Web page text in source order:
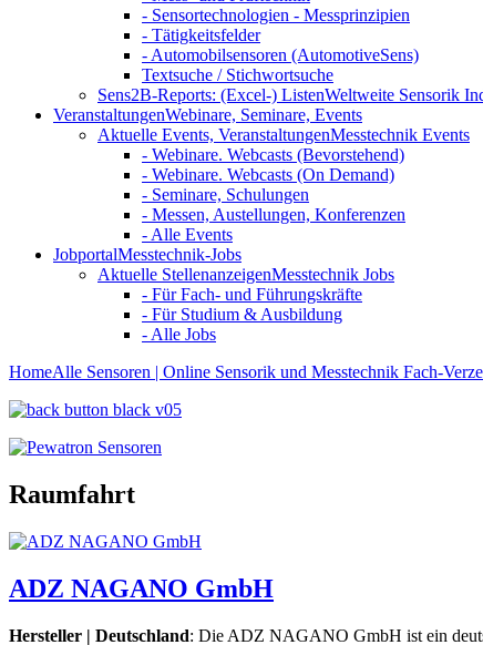
- Sensortechnologien - Messprinzipien
- Tätigkeitsfelder
- Automobilsensoren (AutomotiveSens)
Textsuche / Stichwortsuche
Sens2B-Reports: (Excel-) ListenWeltweite Sensorik
VeranstaltungenWebinare, Seminare, Events
Aktuelle Events, VeranstaltungenMesstechnik Events
- Webinare. Webcasts (Bevorstehend)
- Webinare. Webcasts (On Demand)
- Seminare, Schulungen
- Messen, Austellungen, Konferenzen
- Alle Events
JobportalMesstechnik-Jobs
Aktuelle StellenanzeigenMesstechnik Jobs
- Für Fach- und Führungskräfte
- Für Studium & Ausbildung
- Alle Jobs
HomeAlle Sensoren | Online Sensorik und Messtechnik Fach-
Raumfahrt
ADZ NAGANO GmbH
Hersteller | Deutschland: Die ADZ NAGANO GmbH ist ein